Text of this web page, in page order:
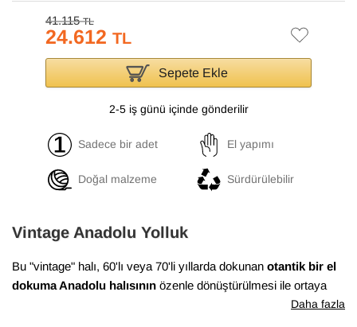
41.115TL
24.612 TL
Sepete Ekle
2-5 iş günü içinde gönderilir
Sadece bir adet El yapımı
Doğal malzeme Sürdürülebilir
Vintage Anadolu Yolluk
Bu "vintage" halı, 60'lı veya 70'li yıllarda dokunan otantik bir el
dokuma Anadolu halısının özenle dönüştürülmesi ile ortaya
çıkmıştır. Bu dönüşüm süreci, Anadolu'nun birçok yöresinde
Daha fazla